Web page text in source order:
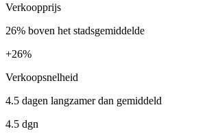
Verkoopprijs
26% boven het stadsgemiddelde
+26%
Verkoopsnelheid
4.5 dagen langzamer dan gemiddeld
4.5 dgn